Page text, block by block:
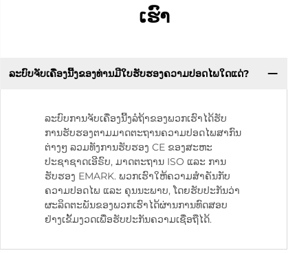
ເຮົາ
ລະບົບຈັບເຄື່ອງນີ້ງຂອງທ່ານມີໃບຮັບຮອງຄວາມປອດໄພໃດແດ່?
ລະບົບການຈັບເຄື່ອງນີ້ງລໍຖ້າຂອງພວກເຮົາໄດ້ຮັບ
ການຮັບຮອງຕາມມາດຕະຖານຄວາມປອດໄພສາກົນ
ຕ່າງໆ ລວມທັງການຮັບຮອງ CE ຂອງສະຫະ
ປະຊາຊາດເອີຣົບ, ມາດຕະຖານ ISO ແລະ ການ
ຮັບຮອງ EMARK. ພວກເຮົາໃຫ້ຄວາມສຳຄັນກັບ
ຄວາມປອດໄພ ແລະ ຄຸນນະພາບ, ໂດຍຮັບປະກັນວ່າ
ຜະລິດຕະພັນຂອງພວກເຮົາໄດ້ຜ່ານການທົດສອບ
ຢ່າງເຂັ້ມງວດເພື່ອຮັບປະກັນຄວາມເຊື່ອຖືໄດ້.